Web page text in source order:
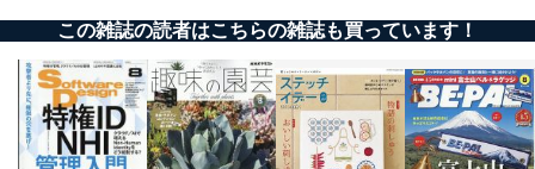
この雑誌の読者はこちらの雑誌も買っています！